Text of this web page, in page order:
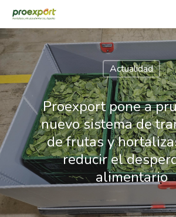
Hit enter to search or ESC to close
Actualidad
Proexport pone a
nuevo sistema de
de frutas y
reducir el
alimentario